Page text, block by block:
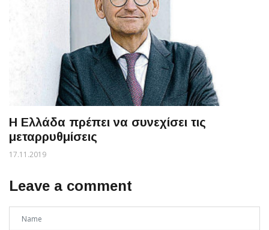
Η Ελλάδα πρέπει να συνεχίσει τις
μεταρρυθμίσεις
17.11.2019
Leave a comment